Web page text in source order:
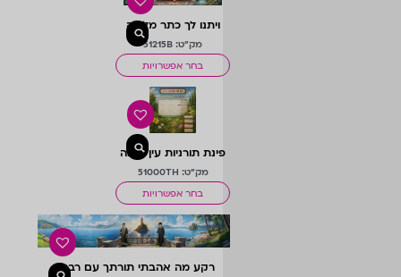
ויתנו לך כתר מלוכה
מק"ט: 51215B
בחר אפשרויות
פינת תורניות עין טובה
מחודשמק"ט: 51000TH
בחר אפשרויות
רקע מה אהבתי תורתך עם רבנים